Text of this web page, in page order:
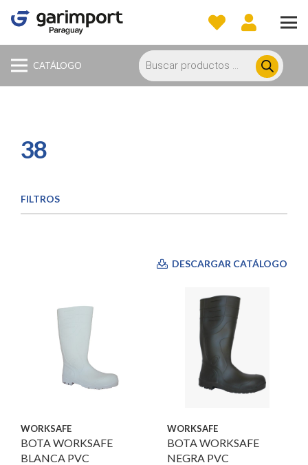
CATÁLOGO
Búsqueda
de
productos
38
FILTROS
DESCARGAR CATÁLOGO
WORKSAFE
BOTA WORKSAFE
BLANCA PVC
WORKSAFE
BOTA WORKSAFE
NEGRA PVC